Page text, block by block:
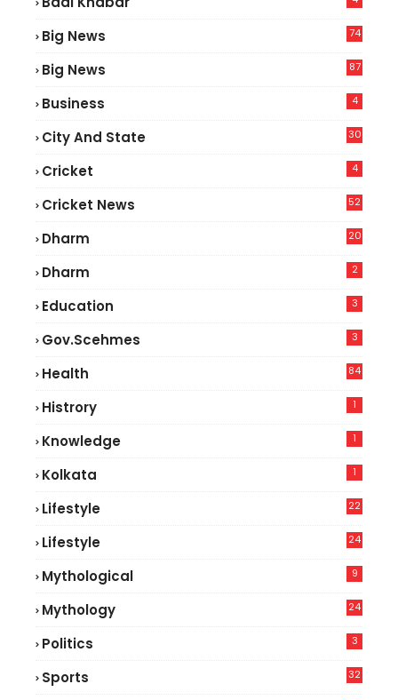
Big News
74
Big News
87
Business 4
City And State 30
Cricket 4
Cricket News
52
Dharm 20
Dharm 2
Education 3
Gov.scehmes 3
Health
84
Histrory 1
Knowledge 1
Kolkata 1
Lifestyle
22
Lifestyle
24
Mythological 9
Mythology 24
Politics 3
Sports 32